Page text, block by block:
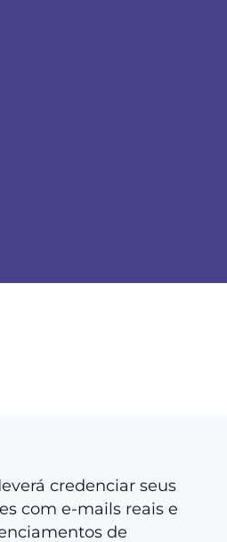
credenciar seus
com e-mails reais e
de